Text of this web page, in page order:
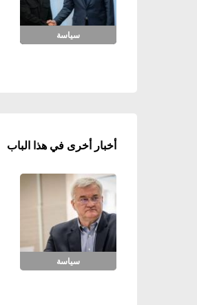
سياسة
أخبار أخرى في هذا الباب
سياسة